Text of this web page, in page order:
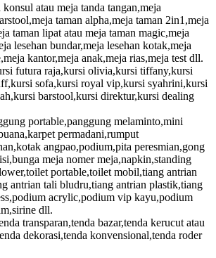
atau meja tanda tangan,meja
taman alpha,meja taman 2in1,meja
taman lipat atau meja taman magic,meja
lesehan bundar,meja lesehan kotak,meja
kantor,meja anak,meja rias,meja test dll.
futura raja,kursi olivia,kursi tiffany,kursi
sofa,kursi royal vip,kursi syahrini,kursi
barstool,kursi direktur,kursi dealing
portable,panggung melaminto,mini
permadani,rumput
angpao,podium,pita peresmian,gong
meja nomer meja,napkin,standing
portable,toilet mobil,tiang antrian
antrian tali bludru,tiang antrian plastik,tiang
acrylic,podium vip kayu,podium
dll.
transparan,tenda bazar,tenda kerucut atau
dekorasi,tenda konvensional,tenda roder